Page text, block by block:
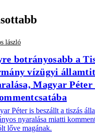
lászló
botrányosabb a
vízügyi
Magyar Péter
Péter is beszállt a tiszás
nyaralása miatti
lőve magának.